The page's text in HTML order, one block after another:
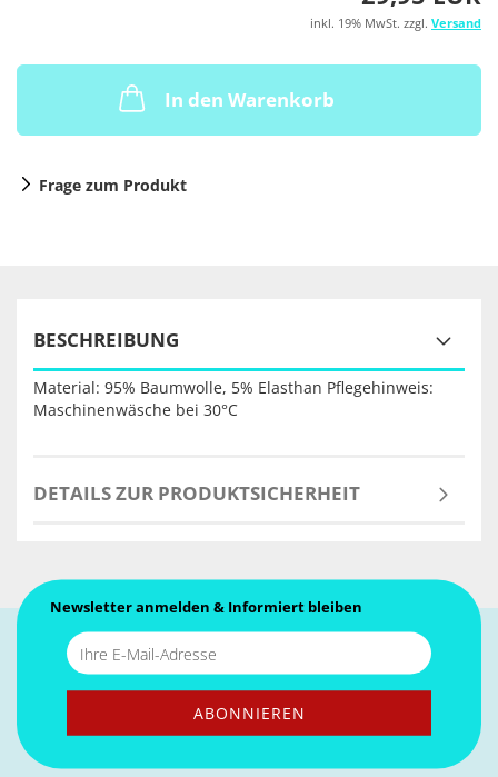
inkl. 19% MwSt. zzgl. Versand
In den Warenkorb
Frage zum Produkt
BESCHREIBUNG
Material: 95% Baumwolle, 5% Elasthan Pflegehinweis:
Maschinenwäsche bei 30°C
DETAILS ZUR PRODUKTSICHERHEIT
Newsletter anmelden & Informiert bleiben